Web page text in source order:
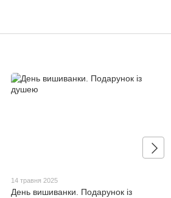
14 травня 2025
День вишиванки. Подарунок із